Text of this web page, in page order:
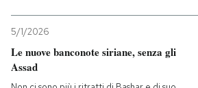
5/1/2026
Le nuove banconote siriane, senza gli
Assad